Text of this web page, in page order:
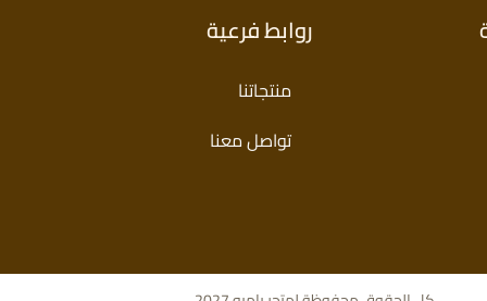
روابط فرعية
منتجاتنا
تواصل معنا